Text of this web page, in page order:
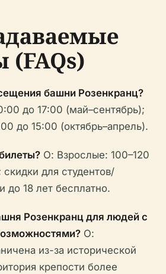
(FAQs)
башни Розенкранц?
до 17:00 (май–сентябрь);
до 15:00 (октябрь–апрель).
О: Взрослые: 100–120
для студентов/
до 18 лет бесплатно.
Розенкранц для людей с
О:
из-за исторической
крепости более